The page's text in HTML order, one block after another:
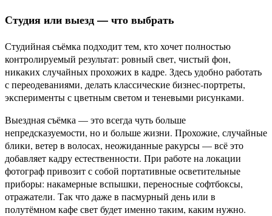
Студия или выезд — что выбрать
Студийная съёмка подходит тем, кто хочет полностью
контролируемый результат: ровный свет, чистый фон,
никаких случайных прохожих в кадре. Здесь удобно работать
с переодеваниями, делать классические бизнес-портреты,
эксперименты с цветным светом и теневыми рисунками.
Выездная съёмка — это всегда чуть больше
непредсказуемости, но и больше жизни. Прохожие, случайные
блики, ветер в волосах, неожиданные ракурсы — всё это
добавляет кадру естественности. При работе на локации
фотограф привозит с собой портативные осветительные
приборы: накамерные вспышки, переносные софтбоксы,
отражатели. Так что даже в пасмурный день или в
полутёмном кафе свет будет именно таким, каким нужно.